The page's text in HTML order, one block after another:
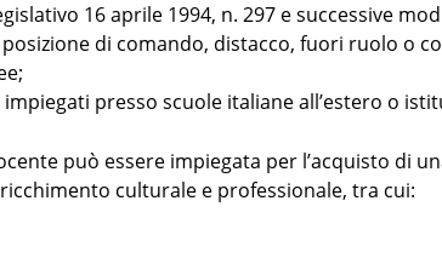
16 aprile 1994, n. 297 e successive
di comando, distacco, fuori ruolo o
presso scuole italiane all’estero o
può essere impiegata per l’acquisto di
culturale e professionale, tra cui: